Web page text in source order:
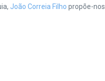
João Correia Filho propõe-